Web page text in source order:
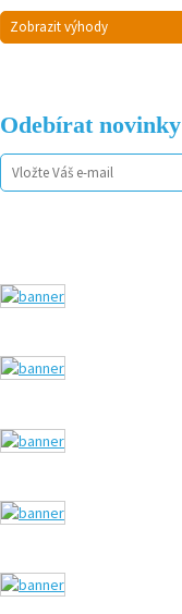
Zobrazit výhody
Odebírat novinky